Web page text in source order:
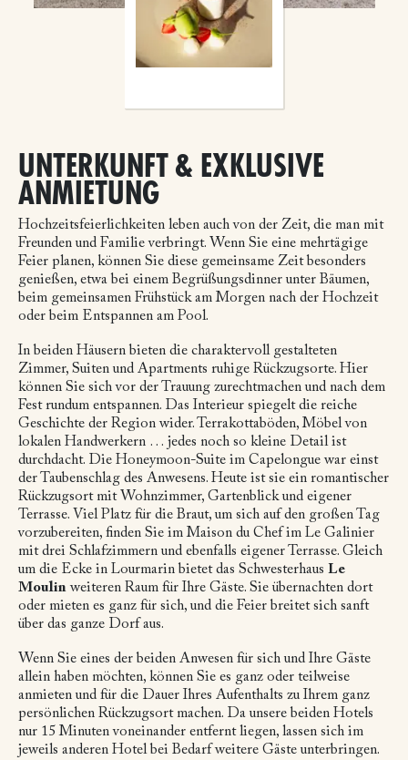
UNTERKUNFT & EXKLUSIVE
ANMIETUNG
Hochzeitsfeierlichkeiten leben auch von der Zeit, die man mit
Freunden und Familie verbringt. Wenn Sie eine mehrtägige
Feier planen, können Sie diese gemeinsame Zeit besonders
genießen, etwa bei einem Begrüßungsdinner unter Bäumen,
beim gemeinsamen Frühstück am Morgen nach der Hochzeit
oder beim Entspannen am Pool.
In beiden Häusern bieten die charaktervoll gestalteten
Zimmer, Suiten und Apartments ruhige Rückzugsorte. Hier
können Sie sich vor der Trauung zurechtmachen und nach dem
Fest rundum entspannen. Das Interieur spiegelt die reiche
Geschichte der Region wider. Terrakottaböden, Möbel von
lokalen Handwerkern … jedes noch so kleine Detail ist
durchdacht. Die Honeymoon-Suite im Capelongue war einst
der Taubenschlag des Anwesens. Heute ist sie ein romantischer
Rückzugsort mit Wohnzimmer, Gartenblick und eigener
Terrasse. Viel Platz für die Braut, um sich auf den großen Tag
vorzubereiten, finden Sie im Maison du Chef im Le Galinier
mit drei Schlafzimmern und ebenfalls eigener Terrasse. Gleich
um die Ecke in Lourmarin bietet das Schwesterhaus Le
Moulinweiteren Raum für Ihre Gäste. Sie übernachten dort
oder mieten es ganz für sich, und die Feier breitet sich sanft
über das ganze Dorf aus.
Wenn Sie eines der beiden Anwesen für sich und Ihre Gäste
allein haben möchten, können Sie es ganz oder teilweise
anmieten und für die Dauer Ihres Aufenthalts zu Ihrem ganz
persönlichen Rückzugsort machen. Da unsere beiden Hotels
nur 15 Minuten voneinander entfernt liegen, lassen sich im
jeweils anderen Hotel bei Bedarf weitere Gäste unterbringen.